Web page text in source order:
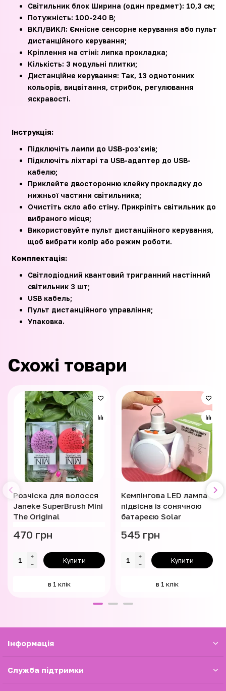
Світильник блок Ширина (один предмет): 10,3 см;
Потужність: 100-240 В;
ВКЛ/ВИКЛ: Ємнісне сенсорне керування або пульт
дистанційного керування;
Кріплення на стіні: липка прокладка;
Кількість: 3 модульні плитки;
Дистанційне керування: Так, 13 однотонних
кольорів, вицвітання, стрибок, регулювання
яскравості.
Інструкція:
Підключіть лампи до USB-роз'ємів;
Підключіть ліхтарі та USB-адаптер до USB-
кабелю;
Приклейте двосторонню клейку прокладку до
нижньої частини світильника;
Очистіть скло або стіну. Прикріпіть світильник до
вибраного місця;
Використовуйте пульт дистанційного керування,
щоб вибрати колір або режим роботи.
Комплектація:
Світлодіодний квантовий тригранний настінний
світильник 3 шт;
USB кабель;
Пульт дистанційного управління;
Упаковка.
Схожі товари
Розчіска для волосся
Janeke SuperBrush Mini
The Original
470 грн
Купити
в 1 клік
Кемпінгова LED лампа
підвісна із сонячною
батареєю Solar
545 грн
Купити
в 1 клік
Iнформація
Служба підтримки